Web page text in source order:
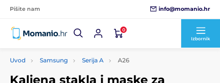
Pišite nam info@momanio.hr
0
Izbornik
Uvod Samsung Serija A A26
Kaljena stakla i maske za